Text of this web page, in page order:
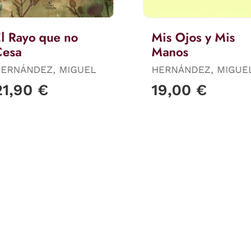
Rayo que no
MIGUEL
€
Mis Ojos y Mis
Manos
HERNÁNDEZ, MIGUEL
19,00 €